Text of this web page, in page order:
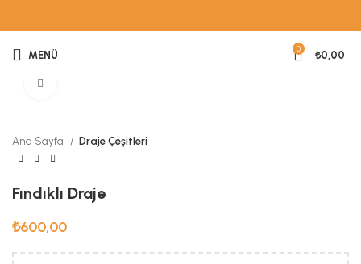
MENÜ 0 ₺0,00
Ana Sayfa Draje Çeşitleri
Fındıklı Draje
₺600,00